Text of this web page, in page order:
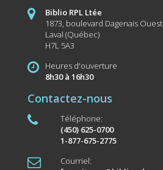
Biblio RPL Ltée
1873, boulevard Dagenais Ouest
Laval (Québec)
H7L 5A3
Heures d'ouverture
8h30 à 16h30
Contactez-nous
Téléphone:
(450) 625-0700
1-877-675-2775
Courriel: